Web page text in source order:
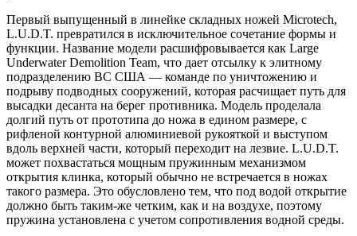
Первый выпущенный в линейке складных ножей Microtech,
L.U.D.T. превратился в исключительное сочетание формы и
функции. Название модели расшифровывается как Large
Underwater Demolition Team, что дает отсылку к элитному
подразделению ВС США — команде по уничтожению и
подрыву подводных сооружений, которая расчищает путь для
высадки десанта на берег противника. Модель проделала
долгий путь от прототипа до ножа в едином размере, с
рифленой контурной алюминиевой рукояткой и выступом
вдоль верхней части, который переходит на лезвие. L.U.D.T.
может похвастаться мощным пружинным механизмом
открытия клинка, который обычно не встречается в ножах
такого размера. Это обусловлено тем, что под водой открытие
должно быть таким-же четким, как и на воздухе, поэтому
пружина установлена с учетом сопротивления водной среды.